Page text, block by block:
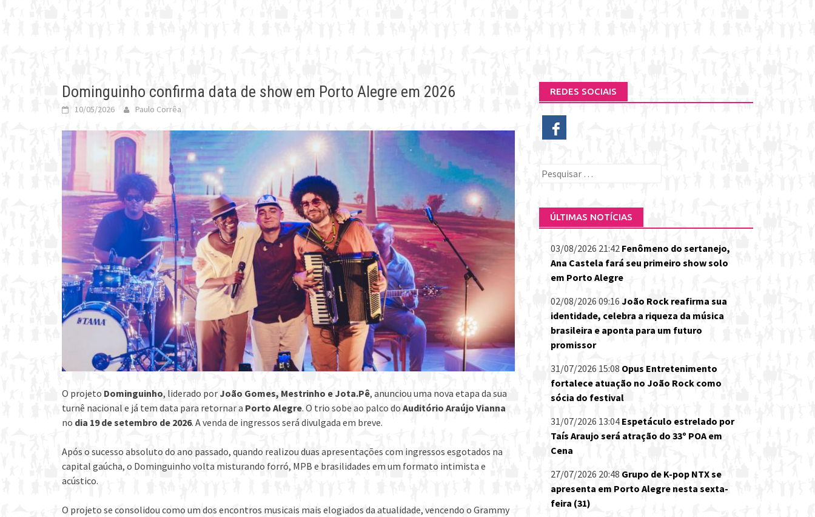
Dominguinho confirma data de show em Porto Alegre em 2026
10/05/2026 Paulo Corrêa
O projeto Dominguinho, liderado porJoão Gomes, Mestrinho e Jota.Pê, anunciou uma nova etapa da sua
turnê nacional e já tem data para retornar a Porto Alegre. O trio sobe ao palco do Auditório Araújo Vianna
no dia 19 de setembro de 2026. A venda de ingressos será divulgada em breve.
Após o sucesso absoluto do ano passado, quando realizou duas apresentações com ingressos esgotados na
capital gaúcha, o Dominguinho volta misturando forró, MPB e brasilidades em um formato intimista e
acústico.
O projeto se consolidou como um dos encontros musicais mais elogiados da atualidade, vencendo o Grammy
REDES SOCIAIS
Pesquisar
ÚLTIMAS NOTÍCIAS
03/08/2026 21:42 Fenômeno do sertanejo,
Ana Castela fará seu primeiro show solo
em Porto Alegre
02/08/2026 09:16 João Rock reafirma sua
identidade, celebra a riqueza da música
brasileira e aponta para um futuro
promissor
31/07/2026 15:08 Opus Entretenimento
fortalece atuação no João Rock como
sócia do festival
31/07/2026 13:04 Espetáculo estrelado por
Taís Araujo será atração do 33º POA em
Cena
27/07/2026 20:48 Grupo de K-pop NTX se
apresenta em Porto Alegre nesta sexta-
feira (31)